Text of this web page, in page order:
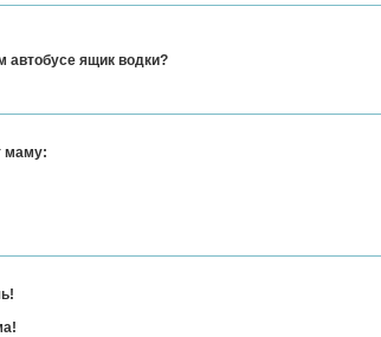
автобусе ящик водки?
маму: